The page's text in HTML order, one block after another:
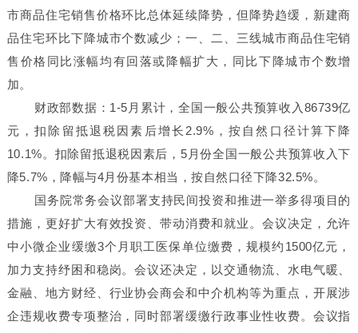
市商品住宅销售价格环比总体延续降势，但降势趋缓，新建商
品住宅环比下降城市个数减少；一、二、三线城市商品住宅销
售价格同比涨幅均有回落或降幅扩大，同比下降城市个数增
加。
财政部数据：1-5月累计，全国一般公共预算收入86739亿
元，扣除留抵退税因素后增长2.9%，按自然口径计算下降
10.1%。扣除留抵退税因素后，5月份全国一般公共预算收入下
降5.7%，降幅与4月份基本相当，按自然口径下降32.5%。
国务院常务会议部署支持民间投资和推进一举多得项目的
措施，更好扩大有效投资、带动消费和就业。会议决定，允许
中小微企业缓缴3个月职工医保单位缴费，规模约1500亿元，
加力支持纾困和稳岗。会议还决定，以交通物流、水电气暖、
金融、地方财经、行业协会商会和中介机构等为重点，开展涉
企违规收费专项整治，同时部署缓缴行政事业性收费。会议指